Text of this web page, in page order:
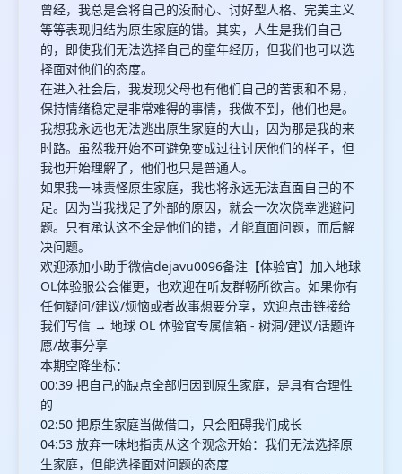
曾经，我总是会将自己的没耐心、讨好型人格、完美主义
等等表现归结为原生家庭的错。其实，人生是我们自己
的，即使我们无法选择自己的童年经历，但我们也可以选
择面对他们的态度。
在进入社会后，我发现父母也有他们自己的苦衷和不易，
保持情绪稳定是非常难得的事情，我做不到，他们也是。
我想我永远也无法逃出原生家庭的大山，因为那是我的来
时路。虽然我开始不可避免变成过往讨厌他们的样子，但
我也开始理解了，他们也只是普通人。
如果我一味责怪原生家庭，我也将永远无法直面自己的不
足。因为当我找足了外部的原因，就会一次次侥幸逃避问
题。只有承认这不全是他们的错，才能直面问题，而后解
决问题。
欢迎添加小助手微信dejavu0096备注【体验官】加入地球
OL体验服公会催更，也欢迎在听友群畅所欲言。如果你有
任何疑问/建议/烦恼或者故事想要分享，欢迎点击链接给
我们写信 → 地球 OL 体验官专属信箱 - 树洞/建议/话题许
愿/故事分享
本期空降坐标：
00:39 把自己的缺点全部归因到原生家庭，是具有合理性
的
02:50 把原生家庭当做借口，只会阻碍我们成长
04:53 放弃一味地指责从这个观念开始：我们无法选择原
生家庭，但能选择面对问题的态度